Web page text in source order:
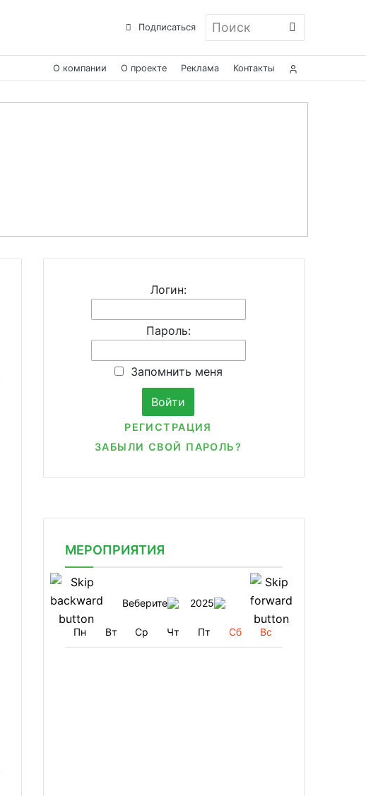
Подписаться Поиск
О компании О проекте Реклама Контакты
Логин:
Пароль:
Запомнить меня
РЕГИСТРАЦИЯ
ЗАБЫЛИ СВОЙ ПАРОЛЬ?
МЕРОПРИЯТИЯ
Веберите 2025
Пн Вт Ср Чт Пт Сб Вс